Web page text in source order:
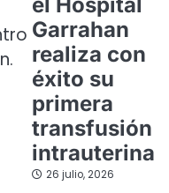
Garrahan
realiza con
éxito su
primera
transfusión
intrauterina
26 julio, 2026